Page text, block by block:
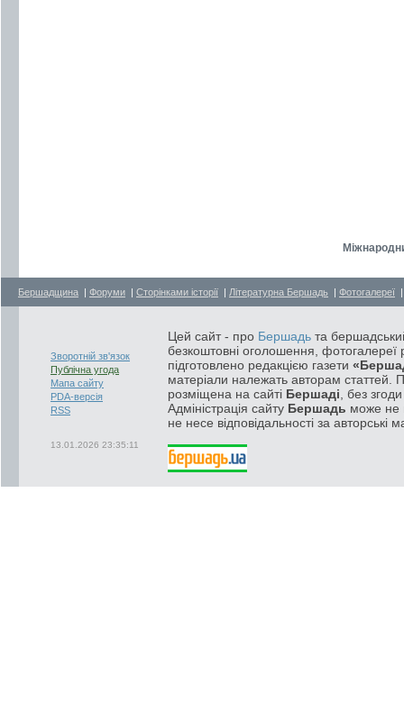
Бершадщина | Форуми | Сторінками історії | Літературна Бершадь | Фотогалереї
Зворотній зв'язок
Публічна угода
Мапа сайту
PDA-версія
RSS
13.01.2026 23:35:11
Цей сайт - про Бершадь та
безкоштовні оголошення, фотогалереї
підготовлено редакцією газети
матеріали належать авторам статтей.
розміщена на сайті Бершаді , без
Адміністрація сайту Бершадь може не
не несе відповідальності за авторські